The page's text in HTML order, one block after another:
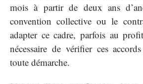
mois à partir de deux ans
convention collective ou le
adapter ce cadre, parfois au
nécessaire de vérifier ces
toute démarche.